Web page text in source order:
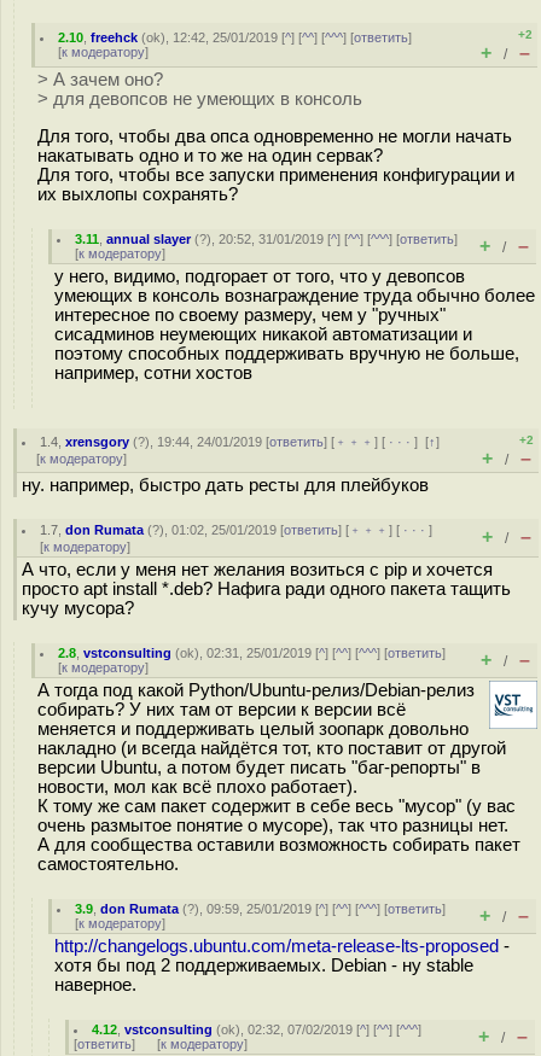
2.10 ,freehck (ok), 12:42, 25/01/2019 [^] [^^] [^^^] [ответить]
[к модератору]
+2
+ / –
> А зачем оно?
> для девопсов не умеющих в консоль
Для того, чтобы два опса одновременно не могли начать
накатывать одно и то же на один сервак?
Для того, чтобы все запуски применения конфигурации и
их выхлопы сохранять?
3.11 ,annual slayer(?), 20:52, 31/01/2019 [^] [^^] [^^^] [ответить]
[к модератору] + / –
у него, видимо, подгорает от того, что у девопсов
умеющих в консоль вознаграждение труда обычно более
интересное по своему размеру, чем у "ручных"
сисадминов неумеющих никакой автоматизации и
поэтому способных поддерживать вручную не больше,
например, сотни хостов
1.4 ,xrensgory (?), 19:44, 24/01/2019 [ответить] [ ﹢﹢﹢] [ · · ·][↑]
[к модератору]
+2
+ / –
ну. например, быстро дать ресты для плейбуков
1.7 ,don Rumata (?), 01:02, 25/01/2019 [ответить] [ ﹢﹢﹢] [ · · ·]
[к модератору] + / –
А что, если у меня нет желания возиться с pip и хочется
просто apt install *.deb? Нафига ради одного пакета тащить
кучу мусора?
2.8 ,vstconsulting (ok), 02:31, 25/01/2019 [^] [^^] [^^^] [ответить]
[к модератору] + / –
А тогда под какой Python/Ubuntu-релиз/Debian-релиз
собирать? У них там от версии к версии всё
меняется и поддерживать целый зоопарк довольно
накладно (и всегда найдётся тот, кто поставит от другой
версии Ubuntu, а потом будет писать "баг-репорты" в
новости, мол как всё плохо работает).
К тому же сам пакет содержит в себе весь "мусор" (у вас
очень размытое понятие о мусоре), так что разницы нет.
А для сообщества оставили возможность собирать пакет
самостоятельно.
3.9 ,don Rumata (?), 09:59, 25/01/2019 [^] [^^] [^^^] [ответить]
[к модератору] + / –
http://changelogs.ubuntu.com/meta-release-lts-proposed -
хотя бы под 2 поддерживаемых. Debian - ну stable
наверное.
4.12 ,vstconsulting (ok), 02:32, 07/02/2019 [^] [^^] [^^^]
[ответить] [к модератору] + / –